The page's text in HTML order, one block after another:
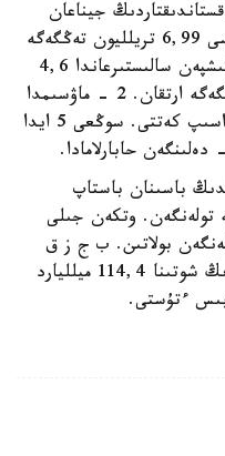
قازاقستاندىقتاردىڭ جيناعان
زەينەتاقى جارنالارىنىڭ جالپى سوماسى 6,99 تريلليون تەڭگەگە
جەتتى. بۇل وتكەن جىلعى كورسەتكىشپەن سالىستىرعاندا 4,6
پايىزعا، ياعني 309,6 ميلليارد تەڭگەگە ارتقان. 2 - ماۋسىمدا
زەينەتاقى اكتيۆتەرى 7 تريلليوننان اسىپ كەتتى. سوڭعى 5 ايدا
قورىنان 2017 -جىلدىڭ باسىنان باستاپ
تەڭگە تولەنگەن. وتكەن جىلى
تەڭگە تولەنگەن بولاتىن. ب ج ز ق
وكىلدەرىنىڭ ايتۋىنشا، سالىمشىلاردىڭ شوتىنا 114,4 ميلليارد
ءتۇستى.